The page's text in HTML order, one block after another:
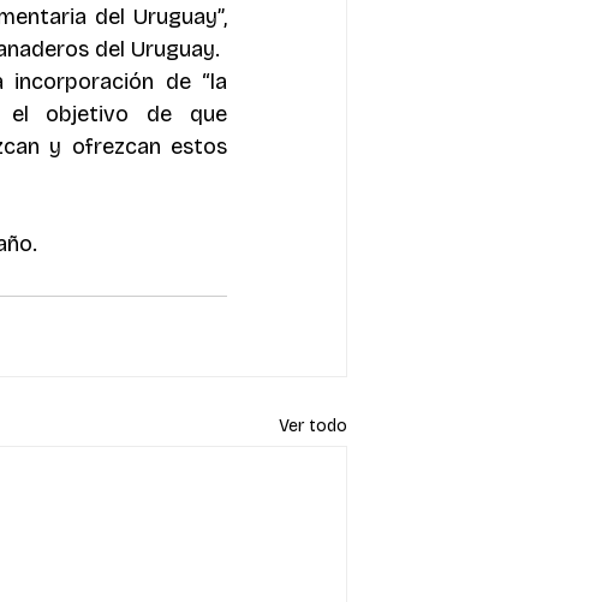
del Uruguay”,
del Uruguay.
de “la
el objetivo de que
y ofrezcan estos
Ver todo